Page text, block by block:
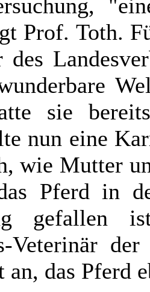
Prof. Toth.
des
sie
nun eine
wie Mutter
Pferd in
gefallen
Veterinär
an, das Pferd